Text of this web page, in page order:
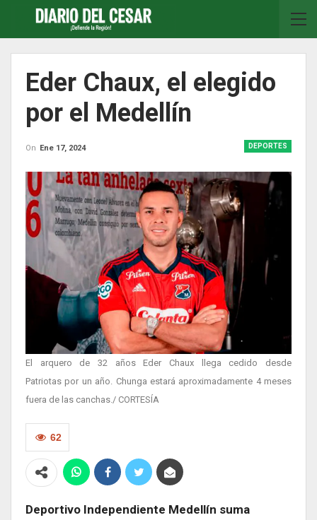
Eder Chaux, el elegido
por el Medellín
DEPORTES
On Ene 17, 2024
El arquero de 32 años Eder Chaux llega cedido desde
Patriotas por un año. Chunga estará aproximadamente 4 meses
fuera de las canchas./ CORTESÍA
62
Deportivo Independiente Medellín suma